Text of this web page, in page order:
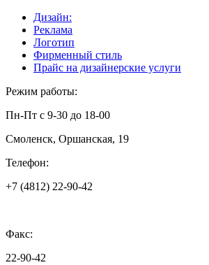
Дизайн:
Реклама
Логотип
Фирменный стиль
Прайс на дизайнерские услуги
Режим работы:
Пн-Пт с 9-30 до 18-00
Смоленск, Оршанская, 19
Телефон:
+7 (4812) 22-90-42
Факс:
22-90-42